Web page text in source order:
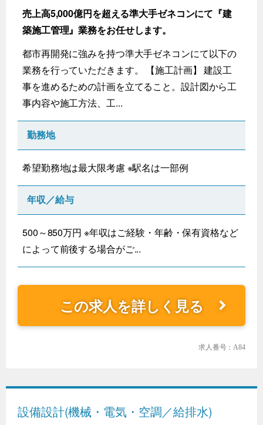
売上高5,000億円を超える準大手ゼネコンにて『建
築施工管理』業務をお任せします。
都市再開発に強みを持つ準大手ゼネコンにて以下の
業務を行っていただきます。 【施工計画】 建設工
事を進めるための計画を立てること。設計図から工
事内容や施工方法、工...
勤務地
希望勤務地は最大限考慮 ※駅名は一部例
年収／給与
500～850万円 ※年収はご経験・年齢・保有資格など
によって前後する場合がご...
この求人を詳しく見る
求人番号：A84
設備設計(機械・電気・空調／給排水)